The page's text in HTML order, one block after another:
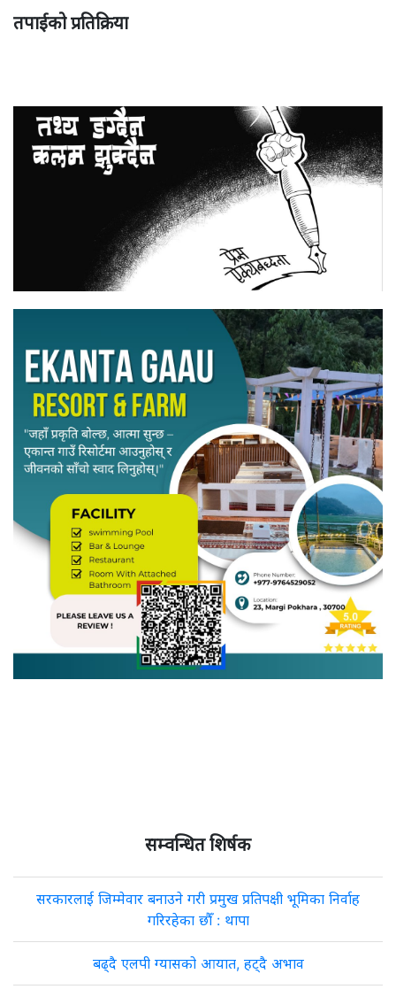
तपाईको प्रतिक्रिया
सम्वन्धित शिर्षक
सरकारलाई जिम्मेवार बनाउने गरी प्रमुख प्रतिपक्षी भूमिका निर्वाह
गरिरहेका छौँ : थापा
बढ्दै एलपी ग्यासको आयात, हट्दै अभाव